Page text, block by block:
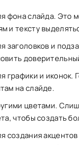
фона слайда. Это
и тексту
заголовков и
графики и
на слайде.
цветами.
чтобы создать
создания